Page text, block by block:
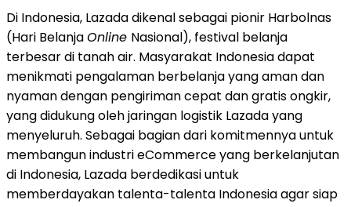
Di Indonesia, Lazada dikenal sebagai pionir Harbolnas
(Hari BelanjaOnline Nasional), festival belanja
terbesar di tanah air. Masyarakat Indonesia dapat
menikmati pengalaman berbelanja yang aman dan
nyaman dengan pengiriman cepat dan gratis ongkir,
yang didukung oleh jaringan logistik Lazada yang
menyeluruh. Sebagai bagian dari komitmennya untuk
membangun industri eCommerce yang berkelanjutan
di Indonesia, Lazada berdedikasi untuk
memberdayakan talenta-talenta Indonesia agar siap